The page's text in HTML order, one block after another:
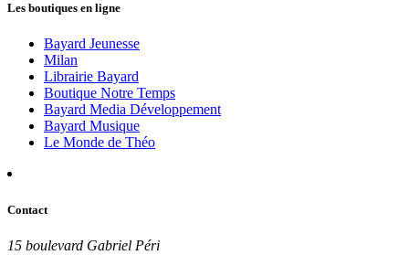
Les boutiques en ligne
Bayard Jeunesse
Milan
Librairie Bayard
Boutique Notre Temps
Bayard Media Développement
Bayard Musique
Le Monde de Théo
Contact
15 boulevard Gabriel Péri